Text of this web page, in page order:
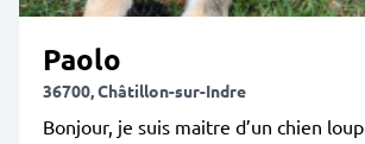
Paolo
36700, Châtillon-sur-Indre
Bonjour, je suis maitre d’un chien loup